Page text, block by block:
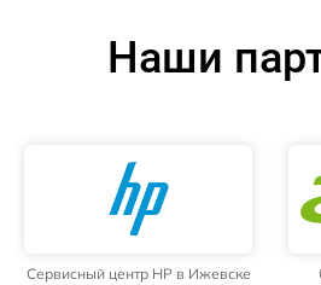
Наши
Сервисный центр HP в Ижевске